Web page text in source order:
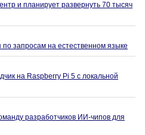
и планирует развернуть 70 тысяч
запросам на естественном языке
на Raspberry Pi 5 с локальной
разработчиков ИИ-чипов для